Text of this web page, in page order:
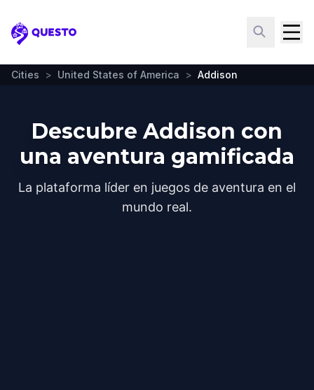
Questo
Cities > United States of America > Addison
Descubre Addison con
una aventura gamificada
La plataforma líder en juegos de aventura en el
mundo real.